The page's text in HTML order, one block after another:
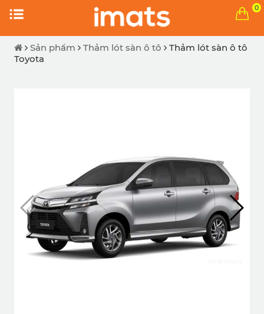
0
Sản phẩm Thảm lót sàn ô tô
Thảm lót sàn ô tô
Toyota